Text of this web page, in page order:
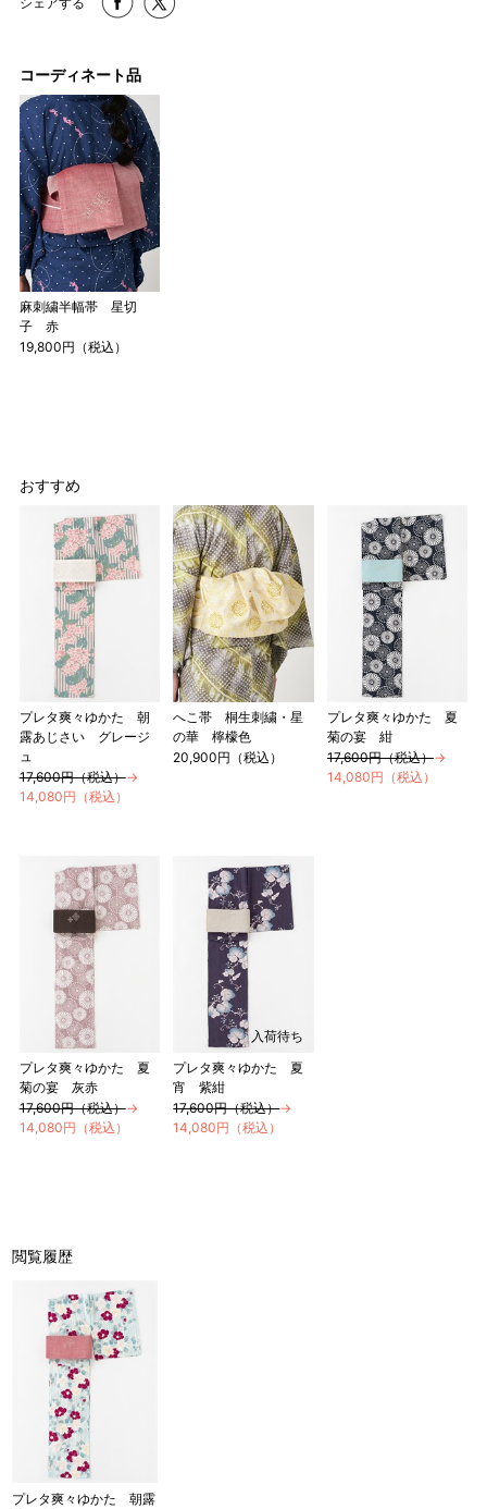
コーディネート品
麻刺繍半幅帯 星切
子 赤
19,800円（税込）
おすすめ
プレタ爽々ゆかた 朝
露あじさい グレージ
ュ
17,600円（税込）→
14,080円（税込）
へこ帯 桐生刺繍・星
の華 檸檬色
20,900円（税込）
プレタ爽々ゆかた 夏
菊の宴 紺
17,600円（税込）→
14,080円（税込）
プレタ爽々ゆかた 夏
菊の宴 灰赤
17,600円（税込）→
14,080円（税込）
入荷待ち
プレタ爽々ゆかた 夏
宵 紫紺
17,600円（税込）→
14,080円（税込）
閲覧履歴
プレタ爽々ゆかた 朝露